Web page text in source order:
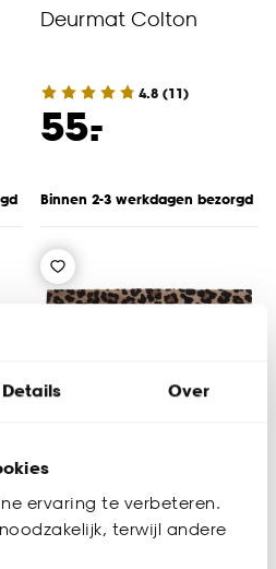
Details Over
ervaring te verbeteren.
terwijl andere
Deurmat Colton
4.8 (11)
55.
-
Binnen 2-3 werkdagen bezorgd